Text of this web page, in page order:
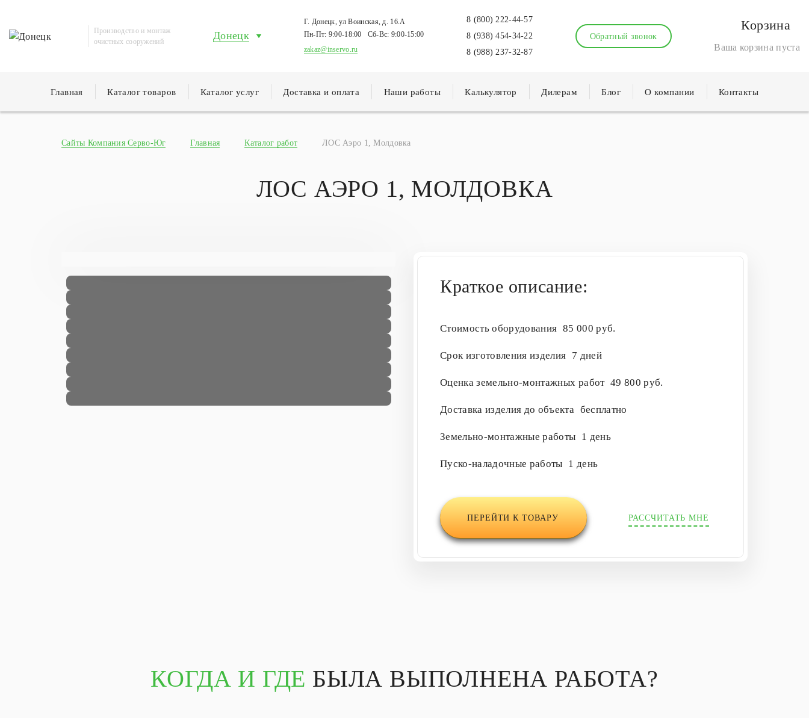
Производство и монтаж
очистных сооружений
Донецк
Г. Донецк, ул Воинская, д. 16.А
Пн-Пт: 9:00-18:00 Сб-Вс: 9:00-15:00
zakaz@inservo.ru
8 (800) 222-44-57
8 (938) 454-34-22
8 (988) 237-32-87
Обратный звонок
Корзина
Ваша корзина пуста
Главная Каталог товаров Каталог услуг Доставка и оплата Наши работы Калькулятор Дилерам Блог О компании Контакты
Сайты Компания Серво-Юг Главная Каталог работ ЛОС Аэро 1, Молдовка
ЛОС АЭРО 1, МОЛДОВКА
Краткое описание:
Стоимость оборудования 85 000 руб.
Срок изготовления изделия 7 дней
Оценка земельно-монтажных работ 49 800 руб.
Доставка изделия до объекта бесплатно
Земельно-монтажные работы 1 день
Пуско-наладочные работы 1 день
ПЕРЕЙТИ К ТОВАРУ РАССЧИТАТЬ МНЕ
КОГДА И ГДЕ БЫЛА ВЫПОЛНЕНА РАБОТА?